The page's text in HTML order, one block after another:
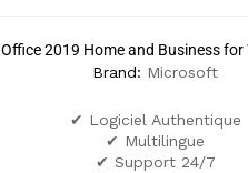
Office 2019 Home and Business for
Brand: Microsoft
✔ Logiciel Authentique
✔ Multilingue
✔ Support 24/7